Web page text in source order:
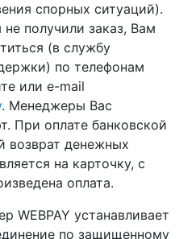
спорных ситуаций).
получили заказ, Вам
(в службу
по телефонам
или e-mail
. Менеджеры Вас
При оплате банковской
возврат денежных
на карточку, с
оплата.
WEBPAY устанавливает
по защищенному